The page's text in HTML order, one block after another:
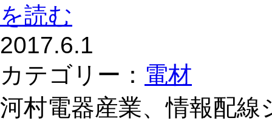
を読む
2017.6.1
カテゴリー： 電材
河村電器産業、情報配線